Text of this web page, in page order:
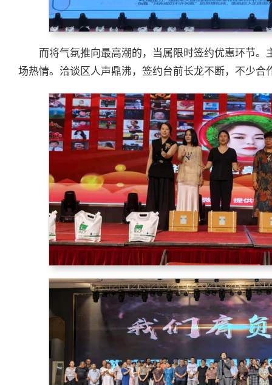
而将气氛推向最高潮的，当属限时签约优惠环节
场热情。洽谈区人声鼎沸，签约台前长龙不断，不少合